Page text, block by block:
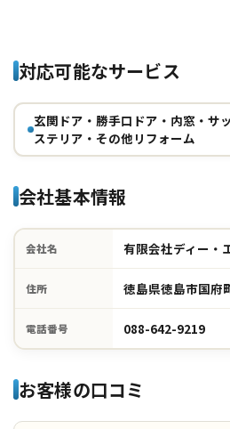
対応可能なサービス
玄関ドア・勝手口ドア・内窓・サ
ステリア・その他リフォーム
会社基本情報
会社名 有限会社ディー・
住所 徳島県徳島市国府
電話番号 088-642-9219
お客様の口コミ